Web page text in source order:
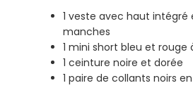
1 veste avec haut
manches
1 mini short bleu et rouge
1 ceinture noire et dorée
1 paire de collants noirs